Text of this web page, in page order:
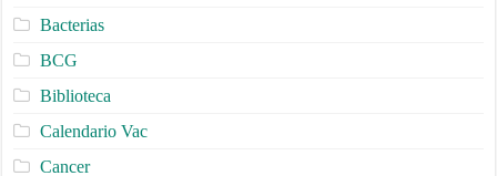
Bacterias
BCG
Biblioteca
Calendario Vac
Cancer